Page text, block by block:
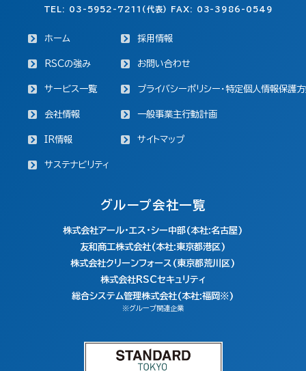
TEL: 03-5952-7211(代表) FAX: 03-3986-0549
ホーム
RSCの強み
サービス一覧
会社情報
IR情報
サステナビリティ
採用情報
お問い合わせ
プライバシーポリシー・特定個人情報保護
一般事業主行動計画
サイトマップ
グループ会社一覧
株式会社アール・エス・シー中部(本社:名古屋)
友和商工株式会社(本社:東京都港区)
株式会社クリーンフォース(東京都荒川区)
株式会社RSCセキュリティ
総合システム管理株式会社(本社:福岡※)
※グループ関連企業